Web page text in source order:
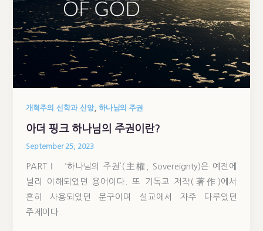
개혁주의 신학과 신앙,하나님의 주권
아더 핑크 하나님의 주권이란?
September 25, 2023
PART Ⅰ ‘하나님의 주권’(主權, Sovereignty)은 예전에
널리 이해되었던 용어이다. 또 기독교 저작(著作)에서
흔히 사용되었던 문구이며 설교에서 자주 다루었던
주제이다.